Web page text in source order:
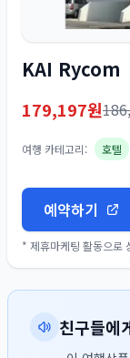
KAI Rycom
179,197원
여행 카테고리: 호텔
예약하기
* 제휴마케팅 활동으로
친구들에